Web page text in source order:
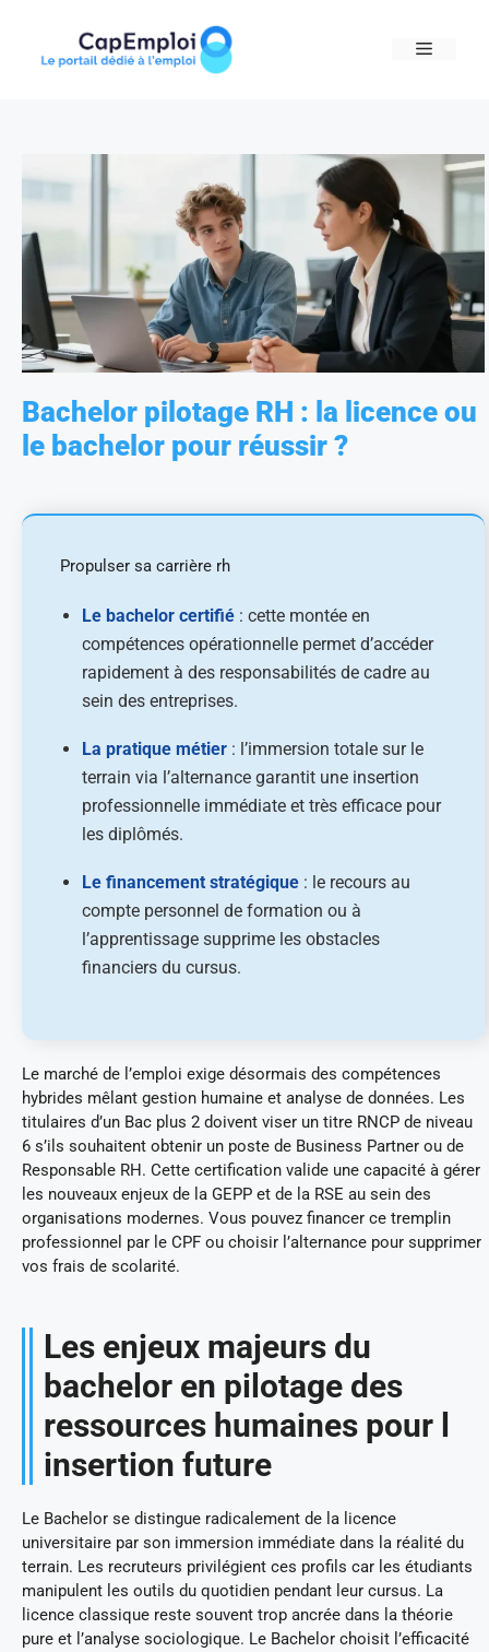
content
MENU
Bachelor pilotage RH : la licence ou
le bachelor pour réussir ?
Propulser sa carrière rh
Le bachelor certifié : cette montée en
compétences opérationnelle permet d’accéder
rapidement à des responsabilités de cadre au
sein des entreprises.
La pratique métier : l’immersion totale sur le
terrain via l’alternance garantit une insertion
professionnelle immédiate et très efficace pour
les diplômés.
Le financement stratégique : le recours au
compte personnel de formation ou à
l’apprentissage supprime les obstacles
financiers du cursus.
Le marché de l’emploi exige désormais des compétences
hybrides mêlant gestion humaine et analyse de données. Les
titulaires d’un Bac plus 2 doivent viser un titre RNCP de niveau
6 s’ils souhaitent obtenir un poste de Business Partner ou de
Responsable RH. Cette certification valide une capacité à gérer
les nouveaux enjeux de la GEPP et de la RSE au sein des
organisations modernes. Vous pouvez financer ce tremplin
professionnel par le CPF ou choisir l’alternance pour supprimer
vos frais de scolarité.
Les enjeux majeurs du
bachelor en pilotage des
ressources humaines pour l
insertion future
Le Bachelor se distingue radicalement de la licence
universitaire par son immersion immédiate dans la réalité du
terrain. Les recruteurs privilégient ces profils car les étudiants
manipulent les outils du quotidien pendant leur cursus. La
licence classique reste souvent trop ancrée dans la théorie
pure et l’analyse sociologique. Le Bachelor choisit l’efficacité